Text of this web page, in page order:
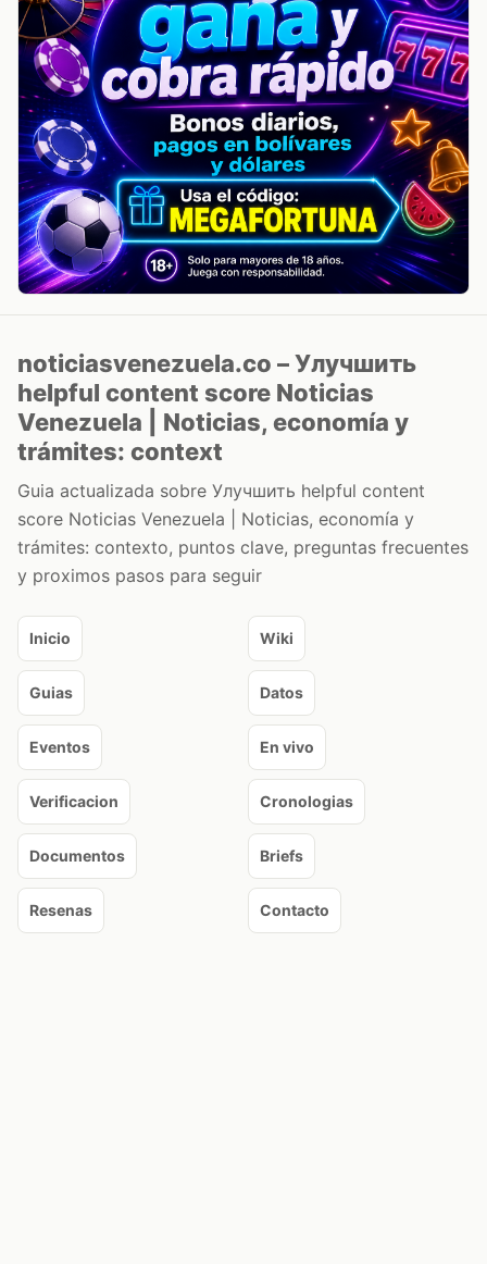
noticiasvenezuela.co – Улучшить
helpful content score Noticias
Venezuela | Noticias, economía y
trámites: context
Guia actualizada sobre Улучшить helpful content
score Noticias Venezuela | Noticias, economía y
trámites: contexto, puntos clave, preguntas frecuentes
y proximos pasos para seguir
Inicio Wiki
Guias Datos
Eventos En vivo
Verificacion Cronologias
Documentos Briefs
Resenas Contacto